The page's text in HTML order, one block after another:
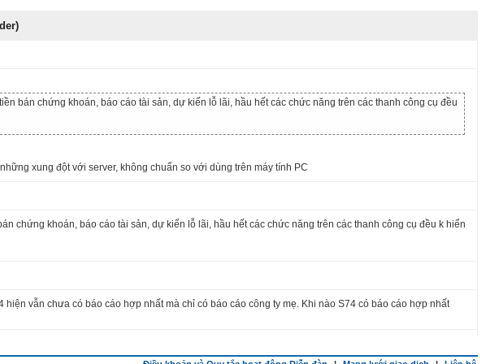
bán chứng khoán, báo cáo tài sản, dự kiến lỗ lãi, hầu hết các chức năng trên các thanh công cụ đều
xung đột với server, không chuẩn so với dùng trên máy tính PC
chứng khoán, báo cáo tài sản, dự kiến lỗ lãi, hầu hết các chức năng trên các thanh công cụ đều k hiển
vẫn chưa có báo cáo hợp nhất mà chỉ có báo cáo công ty mẹ. Khi nào S74 có báo cáo hợp nhất